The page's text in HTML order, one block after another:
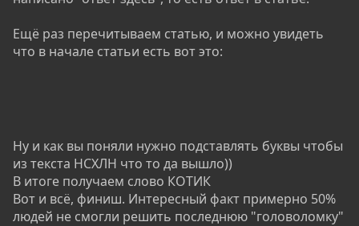
Ещё раз перечитываем статью, и можно увидеть
что в начале статьи есть вот это:
Ну и как вы поняли нужно подставлять буквы чтобы
из текста НСХЛН что то да вышло))
В итоге получаем слово КОТИК
Вот и всё, финиш. Интересный факт примерно 50%
людей не смогли решить последнюю "головоломку"